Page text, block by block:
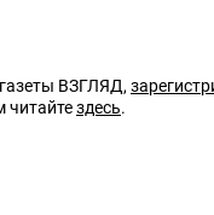
ВЗГЛЯД,
читайтездесь.